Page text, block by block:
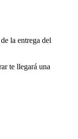
la entrega del
te llegará una